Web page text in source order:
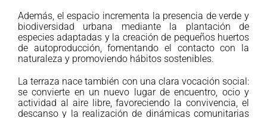
Además, el espacio incrementa la presencia de verde y
biodiversidad urbana mediante la plantación de
especies adaptadas y la creación de pequeños huertos
de autoproducción, fomentando el contacto con la
naturaleza y promoviendo hábitos sostenibles.
La terraza nace también con una clara vocación social:
se convierte en un nuevo lugar de encuentro, ocio y
actividad al aire libre, favoreciendo la convivencia, el
descanso y la realización de dinámicas comunitarias